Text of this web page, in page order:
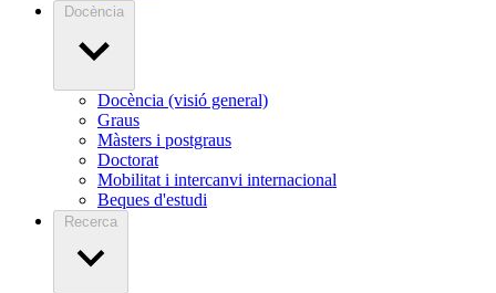
Docència
Docència (visió general)
Graus
Màsters i postgraus
Doctorat
Mobilitat i intercanvi internacional
Beques d'estudi
Recerca